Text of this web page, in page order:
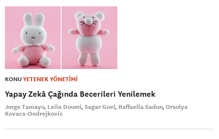
KONUYETENEK YÖNETİMİ
Yapay Zekâ Çağında Becerileri Yenilemek
Jorge Tamayo Leila Doumi Sagar Goel Raffaella Sadun Orsolya
Kovacs-Ondrejkovic